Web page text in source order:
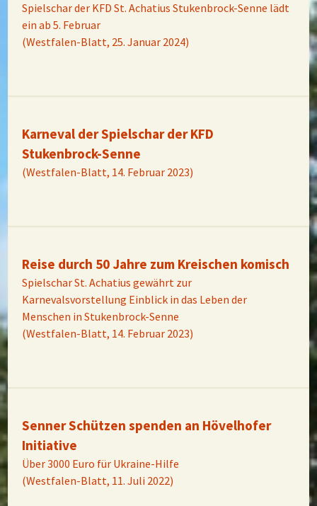
Spielschar der KFD St. Achatius Stukenbrock-Senne lädt
ein ab 5. Februar
(Westfalen-Blatt, 25. Januar 2024)
Karneval der Spielschar der KFD
Stukenbrock-Senne
(Westfalen-Blatt, 14. Februar 2023)
Reise durch 50 Jahre zum Kreischen komisch
Spielschar St. Achatius gewährt zur
Karnevalsvorstellung Einblick in das Leben der
Menschen in Stukenbrock-Senne
(Westfalen-Blatt, 14. Februar 2023)
Senner Schützen spenden an Hövelhofer
Initiative
Über 3000 Euro für Ukraine-Hilfe
(Westfalen-Blatt, 11. Juli 2022)